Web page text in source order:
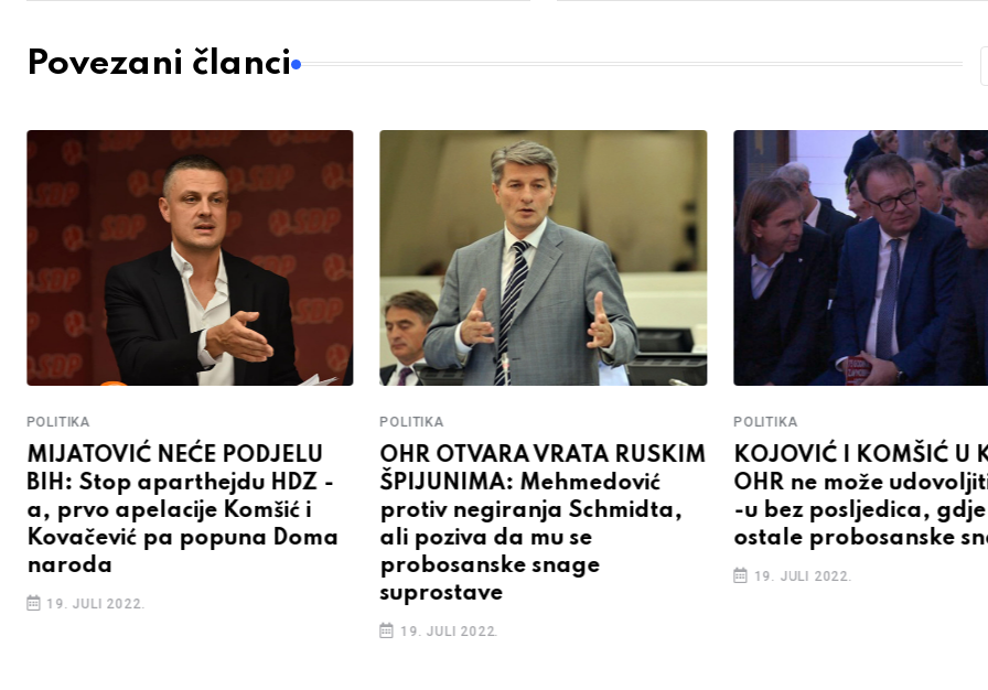
Povezani članci
POLITIKA
MIJATOVIĆ NEĆE PODJELU
BIH: Stop aparthejdu HDZ -
a, prvo apelacije Komšić i
Kovačević pa popuna Doma
naroda
19. JULI 2022.
POLITIKA
OHR OTVARA VRATA RUSKIM
ŠPIJUNIMA: Mehmedović
protiv negiranja Schmidta,
ali poziva da mu se
probosanske snage
suprostave
19. JULI 2022.
POLITIKA
KOJOVIĆ I KOMŠIĆ U
OHR ne može
-u bez posljedica, gdje
ostale probosanske
19. JULI 2022.